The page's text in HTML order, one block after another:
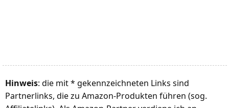
Hinweis: die mit * gekennzeichneten Links sind
Partnerlinks, die zu Amazon-Produkten führen (sog.